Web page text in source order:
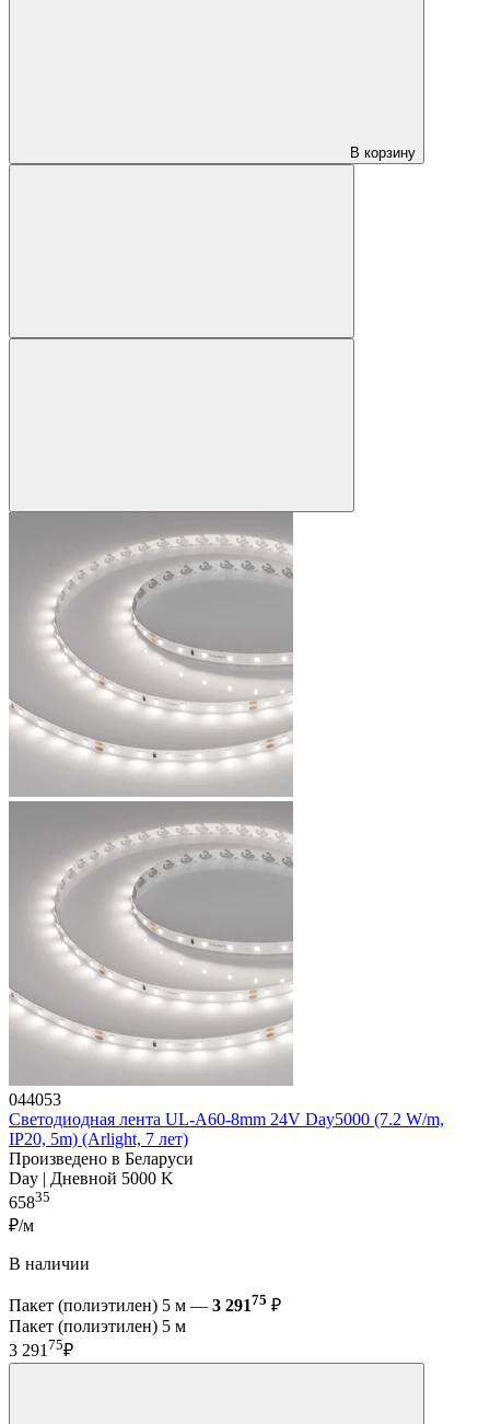
В корзину
044053
Светодиодная лента UL-A60-8mm 24V Day5000 (7.2 W/m,
IP20, 5m) (Arlight, 7 лет)
Произведено в Беларуси
Day | Дневной 5000 K
65835
₽/м
В наличии
Пакет (полиэтилен) 5 м — 3 29175 ₽
Пакет (полиэтилен) 5 м
3 29175₽